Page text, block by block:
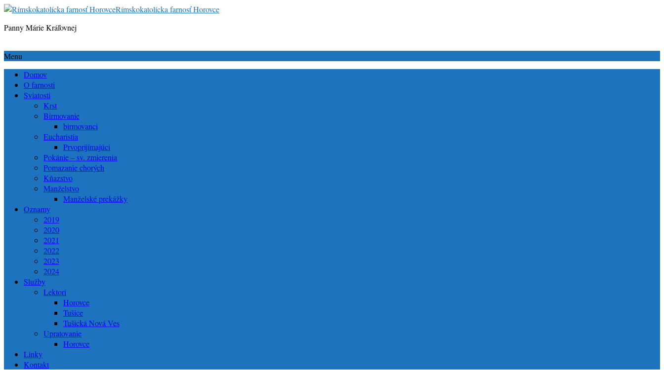
Rímskokatolícka farnosť Horovce
Panny Márie Kráľovnej
Menu
Domov
O farnosti
Sviatosti
Krst
Birmovanie
birmovanci
Eucharistia
Prvoprijímajúci
Pokánie – sv. zmierenia
Pomazanie chorých
Kňazstvo
Manželstvo
Manželské prekážky
Oznamy
2019
2020
2021
2022
2023
2024
Služby
Lektori
Horovce
Tušice
Tušická Nová Ves
Upratovanie
Horovce
Linky
Kontakt